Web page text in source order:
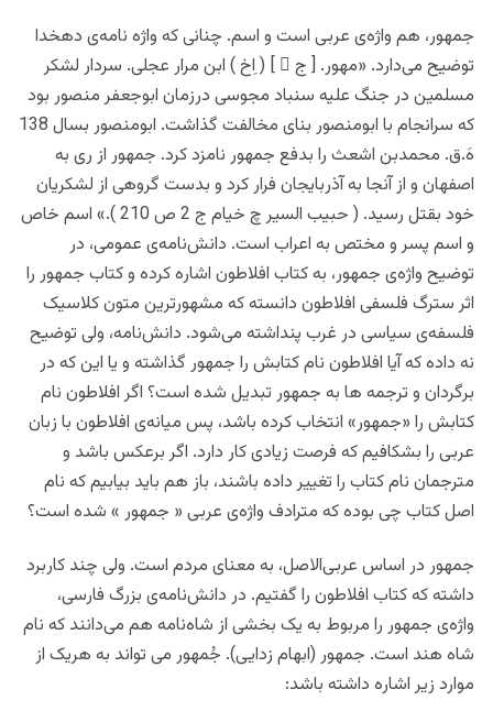
جمهور،‌ هم‌‌‌ واژه‌ی عربی است و اسم.‌ چنانی که واژه نامه‌ی دهخدا
توضیح می‌دارد. «مهور. [ ج ُ ] ( اِخ ) ابن مرار عجلی. سردار لشکر
مسلمین در جنگ علیه سنباد مجوسی درزمان ابوجعفر منصور بود
که سرانجام با ابومنصور بنای مخالفت گذاشت. ابومنصور بسال 138
هَ.ق. محمدبن اشعث را بدفع جمهور نامزد کرد. جمهور از ری به
اصفهان و از آنجا به آذربایجان فرار کرد و بدست گروهی از لشکریان
خود بقتل رسید. ( حبیب السیر چ خیام ج 2 ص 210 ).» اسم خاص
و اسم پسر و مختص به اعراب است. دانش‌نامه‌ی عمومی، در
توضیح واژه‌ی جمهور، به کتاب افلاطون اشاره کرده و کتاب جمهور را
اثر سترگ فلسفی افلاطون دانسته که مشهورترین متون کلاسیک
فلسفه‌ی سیاسی در غرب پنداشته می‌شود. دانش‌نامه، ولی توضیح
نه داده که آیا افلاطون نام کتابش را جمهور گذاشته و یا این که در
برگردان و ترجمه ها به جمهور تبدیل شده است؟ اگر افلاطون نام
کتابش را «جمهور» انتخاب کرده باشد، پس میانه‌ی افلاطون با زبان
عربی را بشکافیم که فرصت زیادی کار دارد. اگر برعکس باشد و
مترجمان نام کتاب را تغییر داده باشند، باز هم باید بیابیم که نام
اصل کتاب چی بوده که مترادف واژه‌ی عربی « جمهور » شده است؟
جمهور در اساس عربی‌الاصل، به معنای مردم است. ولی چند کاربرد
داشته که کتاب افلاطون را گفتیم. در دانش‌نامه‌ی بزرگ فارسی،
واژه‌ی جمهور را مربوط به یک بخشی از شاه‌نامه هم می‌دانند که نام
شاه هند است. جمهور (ابهام زدایی). جُمهور می تواند به هریک از
موارد زیر اشاره داشته باشد: